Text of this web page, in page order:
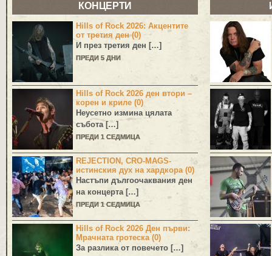
КОНЦЕРТИ
Hills of Rock 2026: Акцентите
от третия ден (0)
И през третия ден […]
ПРЕДИ 5 ДНИ
Hills of Rock 2026 ден втори –
корен и криле (0)
Неусетно измина цялата
събота […]
ПРЕДИ 1 СЕДМИЦА
REJECTION, CRO-MAGS-
истинския дух на хардкора (0)
Настъпи дългоочаквания ден
на концерта […]
ПРЕДИ 1 СЕДМИЦА
Hills of Rock 2026 Ден първи:
Мрачната гротеска (0)
За разлика от повечето […]